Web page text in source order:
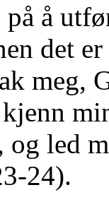
å
det
meg,
og led
24).